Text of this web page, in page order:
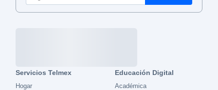
Servicios Telmex
Hogar
Educación Digital
Académica